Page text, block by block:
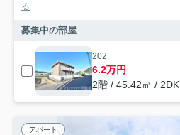
る
募集中の部屋
202
6.2万円
2階 / 45.42㎡ / 2DK
アパート